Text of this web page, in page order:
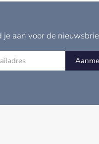
je aan voor de